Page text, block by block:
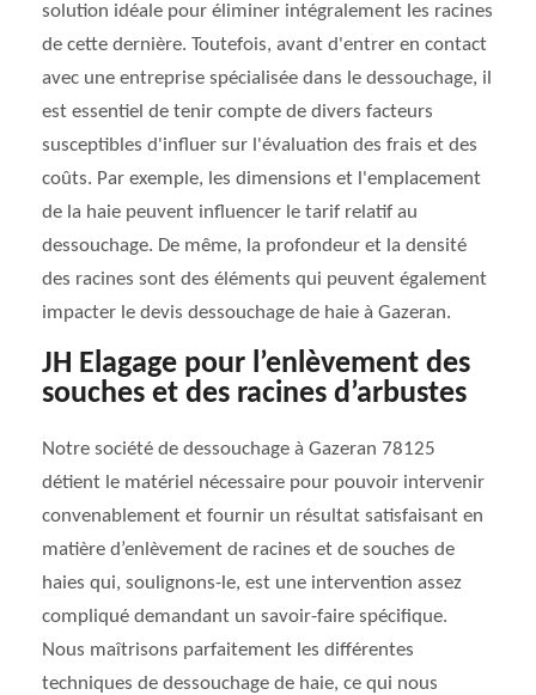
solution idéale pour éliminer intégralement les racines
de cette dernière. Toutefois, avant d'entrer en contact
avec une entreprise spécialisée dans le dessouchage, il
est essentiel de tenir compte de divers facteurs
susceptibles d'influer sur l'évaluation des frais et des
coûts. Par exemple, les dimensions et l'emplacement
de la haie peuvent influencer le tarif relatif au
dessouchage. De même, la profondeur et la densité
des racines sont des éléments qui peuvent également
impacter le devis dessouchage de haie à Gazeran.
JH Elagage pour l’enlèvement des
souches et des racines d’arbustes
Notre société de dessouchage à Gazeran 78125
détient le matériel nécessaire pour pouvoir intervenir
convenablement et fournir un résultat satisfaisant en
matière d’enlèvement de racines et de souches de
haies qui, soulignons-le, est une intervention assez
compliqué demandant un savoir-faire spécifique.
Nous maîtrisons parfaitement les différentes
techniques de dessouchage de haie, ce qui nous